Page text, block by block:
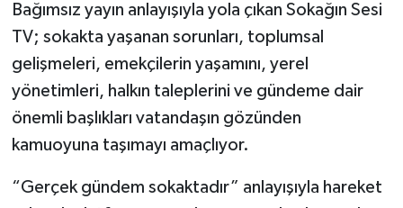
Bağımsız yayın anlayışıyla yola çıkan Sokağın Sesi
TV; sokakta yaşanan sorunları, toplumsal
gelişmeleri, emekçilerin yaşamını, yerel
yönetimleri, halkın taleplerini ve gündeme dair
önemli başlıkları vatandaşın gözünden
kamuoyuna taşımayı amaçlıyor.
“Gerçek gündem sokaktadır” anlayışıyla hareket
Gökçebey
GÜNDEM
İş ilanı